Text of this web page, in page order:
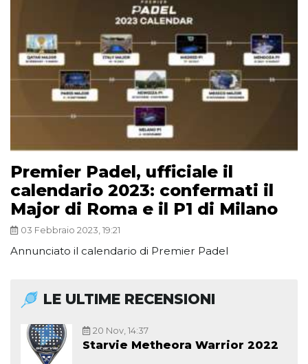
Premier Padel, ufficiale il
calendario 2023: confermati il
Major di Roma e il P1 di Milano
03 Febbraio 2023, 19:21
Annunciato il calendario di Premier Padel
LE ULTIME RECENSIONI
20 Nov, 14:37
Starvie Metheora Warrior 2022